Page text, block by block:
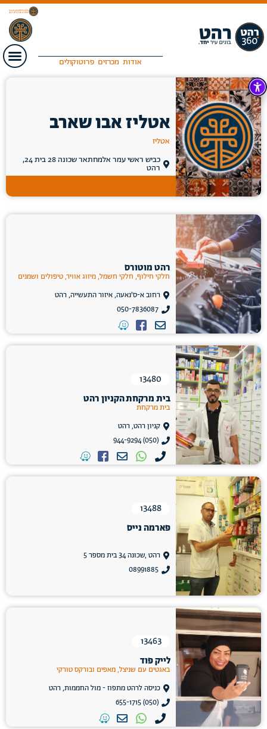
אודות מכרזים פרוטוקולים
אטליז אבו שארב
אטליז
כביש ראשי עמר אלמחתאר שכונה 28 בית 24,
רהט
רהט מוטורס
חלקי חילוף, חלקי חשמל, מיזוג אוויר, טיפולים ושמנים
רחוב א-ס'נאעה, איזור התעשייה, רהט
050-7836087
13480
בית מרקחת הקניון רהט
בית מרקחת
קניון רהט, רהט
(050) 944-9294
13488
פארמה נייס
רהט ,שכונה 34 בית מספר 5
08991885
13463
לייק פוד
באגטים עם שניצל, מאפים ובורקס טורקי
כניסה לרהט מתפוז - מול החממות, רהט
(050) 655-1715